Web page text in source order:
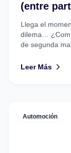
(entre
Llega el
dilema…
de segunda
Leer Más
Automoción